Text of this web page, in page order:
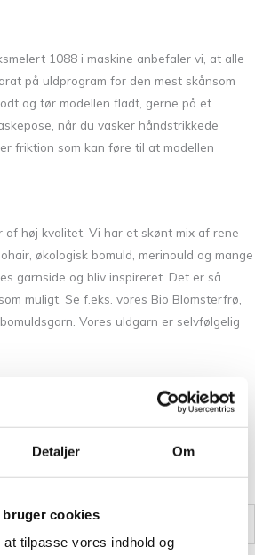
Detaljer Om
bruger cookies
tilpasse vores indhold og
1088 i maskine anbefaler vi, at alle
på uldprogram for den mest skånsom
og tør modellen fladt, gerne på et
når du vasker håndstrikkede
friktion som kan føre til at modellen
af høj kvalitet. Vi har et skønt mix af rene
økologisk bomuld, merinould og mange
garnside og bliv inspireret. Det er så
muligt. Se f.eks. vores Bio Blomsterfrø,
Vores uldgarn er selvfølgelig
et stort udvalg fra Sandnes Garn, og
farver sammen til dit næste projekt.
butik på Frederiksberg hvis du vil have
mellem fingrene. Vi står klar med et
bedste betjening.
,050 kg